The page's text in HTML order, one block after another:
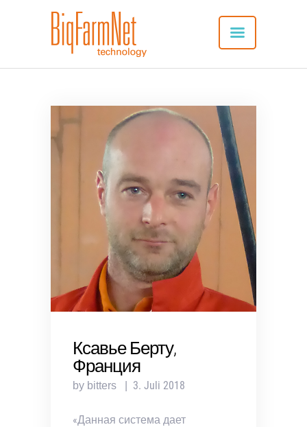
SYSTEM
VORTEILE
ANWENDUNG
VERBUNDENE PRODUKTE
APP-DOWNLOAD
NEU: SERVICES
REFERENZEN
KONTAKT
DEUTSCH
Ксавье Берту,
Франция
by bitters 3. Juli 2018
«Данная система дает